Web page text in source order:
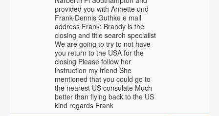
provided you with Annette und
Frank-Dennis Guthke e mail
address Frank: Brandy is the
closing and title search specialist
We are going to try to not have
you return to the USA for the
closing Please follow her
instruction my friend She
mentioned that you could go to
the nearest US consulate Much
better than flying back to the US
kind regards Frank